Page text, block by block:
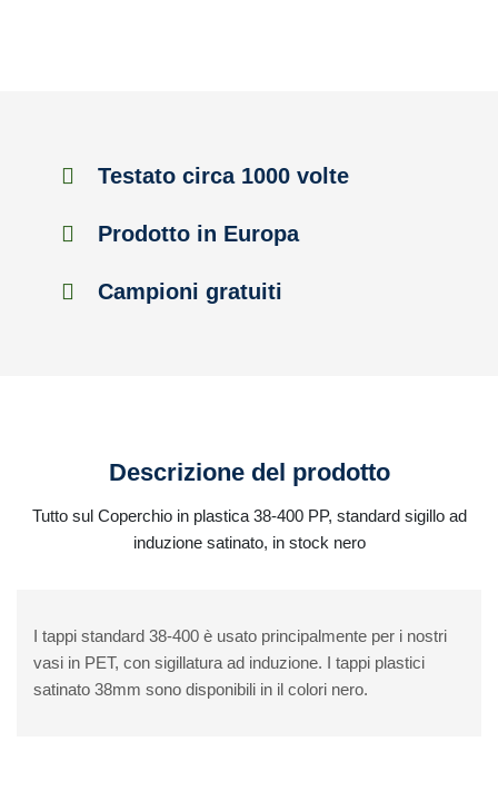
Testato circa 1000 volte
Prodotto in Europa
Campioni gratuiti
Descrizione del prodotto
Tutto sul Coperchio in plastica 38-400 PP, standard sigillo ad
induzione satinato, in stock nero
I tappi standard 38-400 è usato principalmente per i nostri
vasi in PET, con sigillatura ad induzione. I tappi plastici
satinato 38mm sono disponibili in il colori nero.